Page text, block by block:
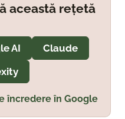
această rețetă
AI
Claude
încredere în Google